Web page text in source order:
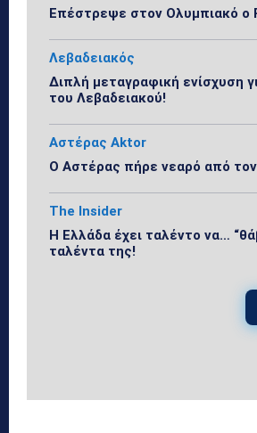
Επέστρεψε στον Ολυμπιακό ο
Λεβαδειακός
Διπλή μεταγραφική ενίσχυση
του Λεβαδειακού!
Αστέρας Aktor
Ο Αστέρας πήρε νεαρό από
The Insider
Η Ελλάδα έχει ταλέντο να…
ταλέντα της!